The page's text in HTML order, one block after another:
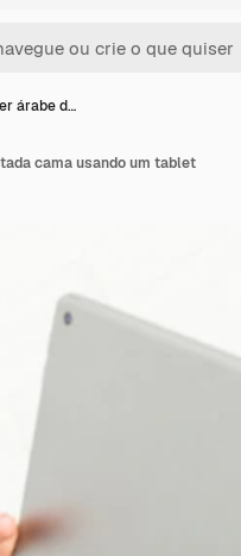
árabe d…
cama usando um tablet